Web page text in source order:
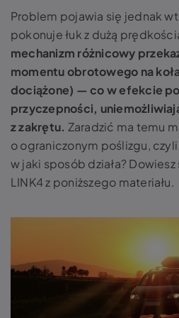
Problem pojawia się jednak
pokonuje łuk z dużą
mechanizm różnicowy
momentu obrotowego na
dociążone) — co w efekcie
przyczepności,
z zakrętu. Zaradzić ma temu
o ograniczonym poślizgu, czyli
w jaki sposób działa?
LINK4 z poniższego materiału.